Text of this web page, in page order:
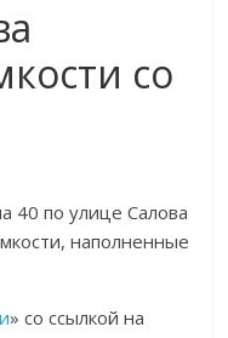
со
40 по улице Салова
наполненные
» со ссылкой на